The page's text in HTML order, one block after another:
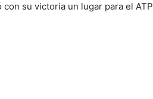
su victoria un lugar para el ATP